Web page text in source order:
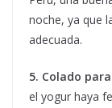
noche, ya que
adecuada.
5. Colado
el yogur haya